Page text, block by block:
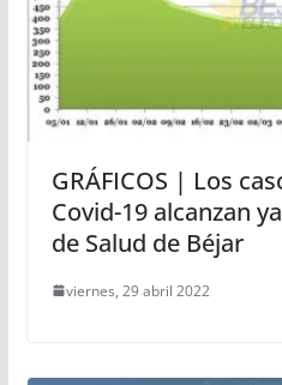
GRÁFICOS | Los
Covid-19 alcanzan
de Salud de Béjar
viernes, 29 abril 2022